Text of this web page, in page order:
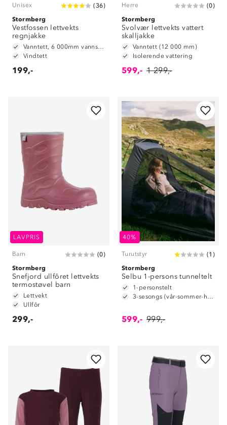
Unisex (36)
Stormberg
Vestfossen lettvekts
regnjakke
Vanntett, 6 000mm vannsøyle
Vindtett
199,-
Herre (0)
Stormberg
Svolvær lettvekts vattert
skalljakke
Vanntett (12 000 mm)
Isolerende vattering
599,- 1 299,-
LAVPRIS
Barn (0)
Stormberg
Snefjord ullfôret lettvekts
termostøvel barn
Lettvekt
Ullfôr
299,-
40%
Turutstyr (1 )
Stormberg
Selbu 1-persons tunneltelt
1-personstelt
3-sesongs (vår-sommer-høst)
599,- 999,-